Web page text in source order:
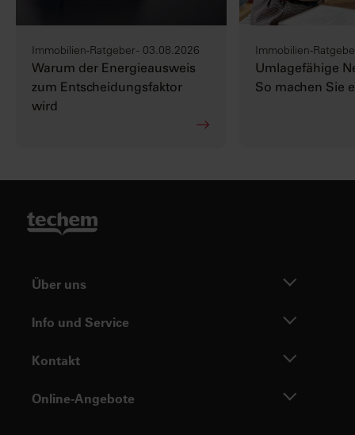
Immobilien-Ratgeber - 03.08.2026
Warum der Energieausweis
zum Entscheidungsfaktor
wird
Immobilien-
Umlagefähige
So machen Sie
Über uns
Info und Service
Kontakt
Online-Angebote